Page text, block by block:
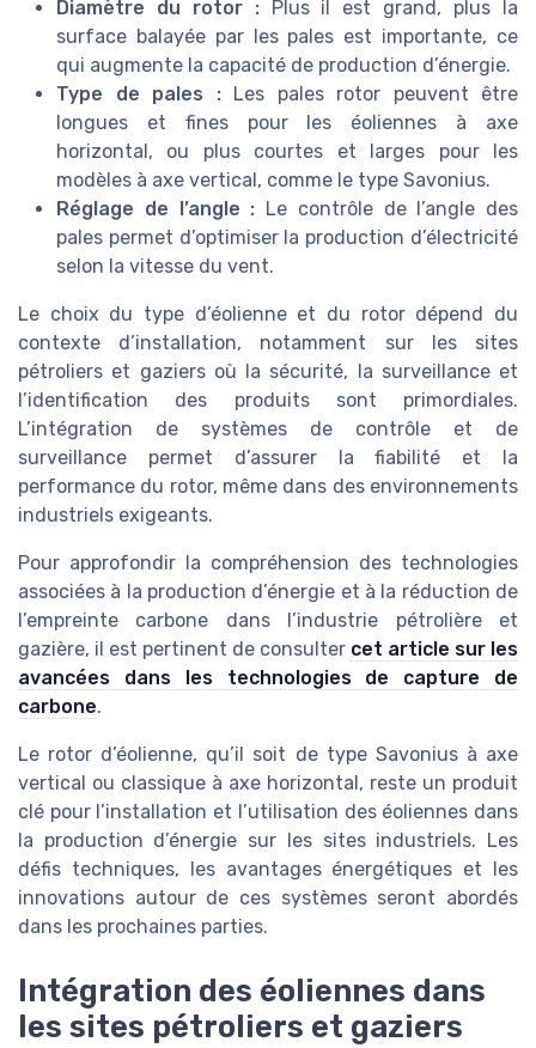
Diamètre du rotor :Plus il est grand, plus la
surface balayée par les pales est importante, ce
qui augmente la capacité de production d’énergie.
Type de pales :Les pales rotor peuvent être
longues et fines pour les éoliennes à axe
horizontal, ou plus courtes et larges pour les
modèles à axe vertical, comme le type Savonius.
Réglage de l’angle : Le contrôle de l’angle des
pales permet d’optimiser la production d’électricité
selon la vitesse du vent.
Le choix du type d’éolienne et du rotor dépend du
contexte d’installation, notamment sur les sites
pétroliers et gaziers où la sécurité, la surveillance et
l’identification des produits sont primordiales.
L’intégration de systèmes de contrôle et de
surveillance permet d’assurer la fiabilité et la
performance du rotor, même dans des environnements
industriels exigeants.
Pour approfondir la compréhension des technologies
associées à la production d’énergie et à la réduction de
l’empreinte carbone dans l’industrie pétrolière et
gazière, il est pertinent de consulter cet article sur les
avancées dans les technologies de capture de
carbone.
Le rotor d’éolienne, qu’il soit de type Savonius à axe
vertical ou classique à axe horizontal, reste un produit
clé pour l’installation et l’utilisation des éoliennes dans
la production d’énergie sur les sites industriels. Les
défis techniques, les avantages énergétiques et les
innovations autour de ces systèmes seront abordés
dans les prochaines parties.
Intégration des éoliennes dans
les sites pétroliers et gaziers